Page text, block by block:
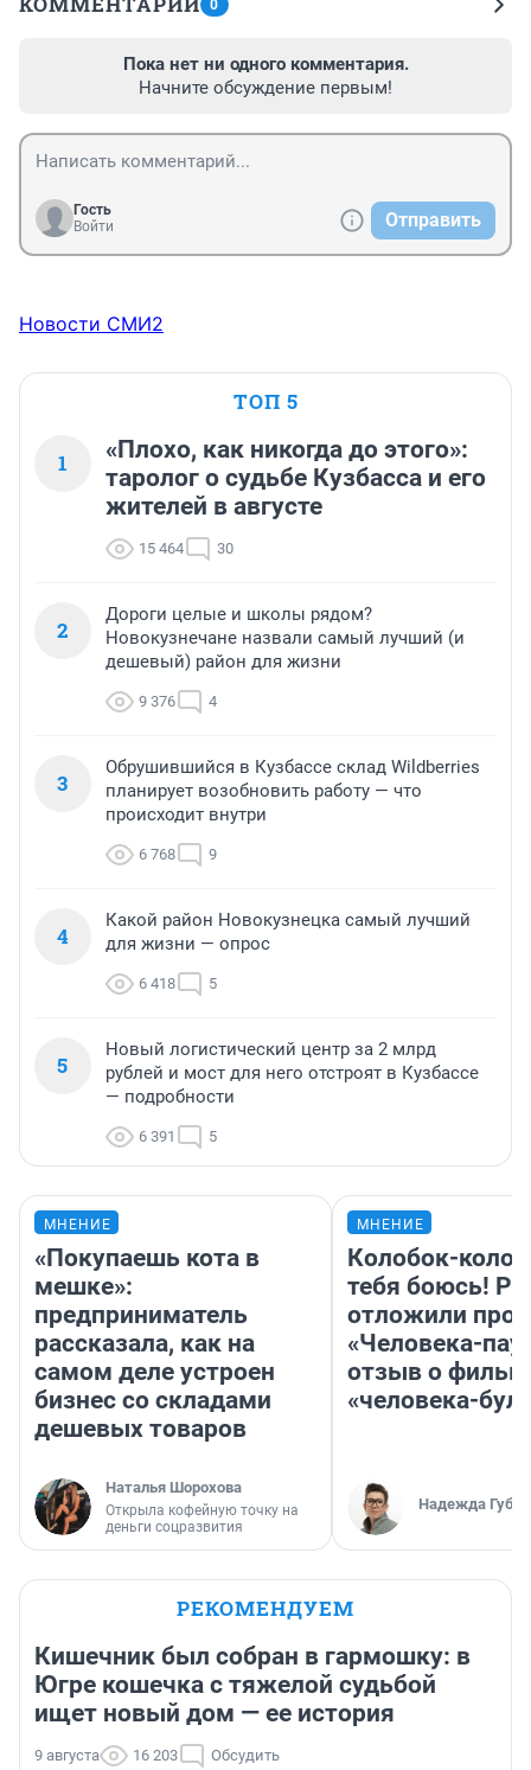
0
Пока нет ни одного комментария.
Начните обсуждение первым!
Гость
Войти
Отправить
Новости СМИ2
ТОП 5
1
«Плохо, как никогда до этого»:
таролог о судьбе Кузбасса и его
жителей в августе
15 464 30
2
Дороги целые и школы рядом?
Новокузнечане назвали самый лучший (и
дешевый) район для жизни
9 376 4
3
Обрушившийся в Кузбассе склад Wildberries
планирует возобновить работу — что
происходит внутри
6 768 9
4
Какой район Новокузнецка самый лучший
для жизни — опрос
6 418 5
5
Новый логистический центр за 2 млрд
рублей и мост для него отстроят в Кузбассе
— подробности
6 391 5
МНЕНИЕ
«Покупаешь кота в
мешке»:
предприниматель
рассказала, как на
самом деле устроен
бизнес со складами
дешевых товаров
Наталья Шорохова
Открыла кофейную точку на
деньги соцразвития
МНЕНИЕ
Колобок-
тебя боюсь!
отложили
«Человека-
отзыв о
«человека-
Надежда
РЕКОМЕНДУЕМ
Кишечник был собран в гармошку: в
Югре кошечка с тяжелой судьбой
ищет новый дом — ее история
9 августа 16 203 Обсудить